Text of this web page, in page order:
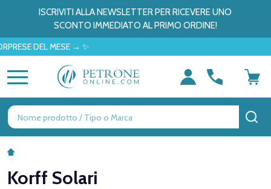
ISCRIVITI ALLA NEWSLETTER PER RICEVERE UNO
SCONTO IMMEDIATO AL PRIMO ORDINE!
DEL MESE → ✨
Ricerca
Korff Solari